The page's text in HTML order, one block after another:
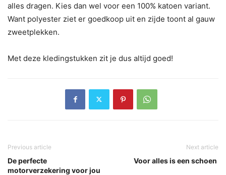
alles dragen. Kies dan wel voor een 100% katoen variant.
Want polyester ziet er goedkoop uit en zijde toont al gauw
zweetplekken.
Met deze kledingstukken zit je dus altijd goed!
Previous article
De perfecte
motorverzekering voor jou
Next article
Voor alles is een schoen